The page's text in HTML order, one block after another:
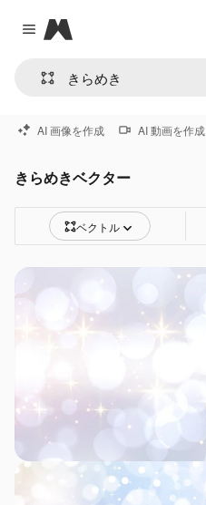
Close menu
Magnific
AI 画像を作成 AI 動画を作成
きらめきベクター
ベクトル